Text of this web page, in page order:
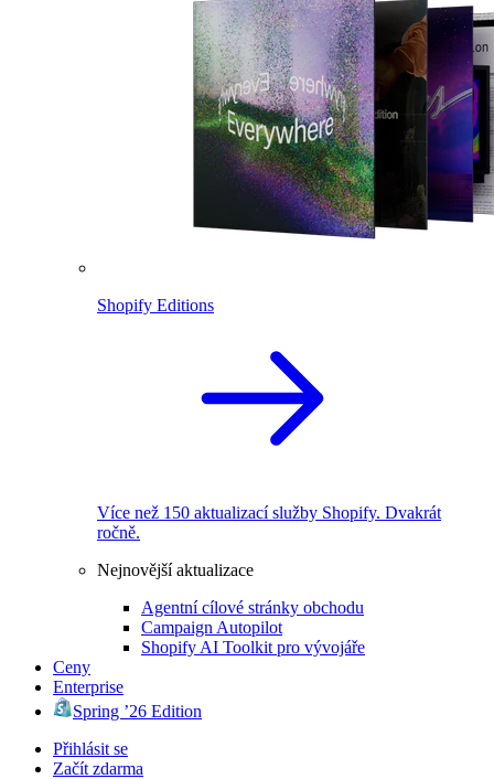
Shopify Editions
Více než 150 aktualizací služby Shopify. Dvakrát
ročně.
Nejnovější aktualizace
Agentní cílové stránky obchodu
Campaign Autopilot
Shopify AI Toolkit pro vývojáře
Ceny
Enterprise
Spring ’26 Edition
Přihlásit se
Začít zdarma